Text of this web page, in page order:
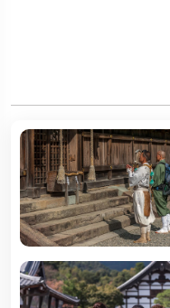
3º DIA MP
Pequeno-almoço.
visita de Quioto. A
lugar no país para os
tradicional japonesa.
admirando as 1001
misericórdia, e o hall,
Japão. De seguida,